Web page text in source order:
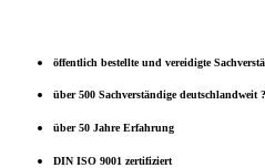
öffentlich bestellte und vereidigte
über 500 Sachverständige deutschlandweit
über 50 Jahre Erfahrung
DIN ISO 9001 zertifiziert